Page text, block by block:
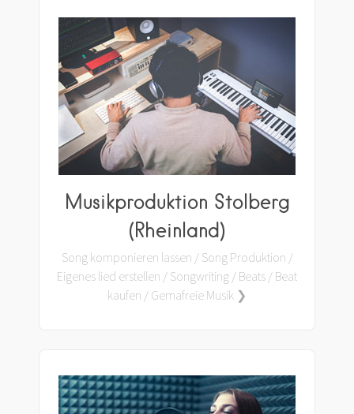
Musikproduktion Stolberg
(Rheinland)
Song komponieren lassen / Song Produktion /
Eigenes lied erstellen / Songwriting / Beats / Beat
kaufen / Gemafreie Musik ❯